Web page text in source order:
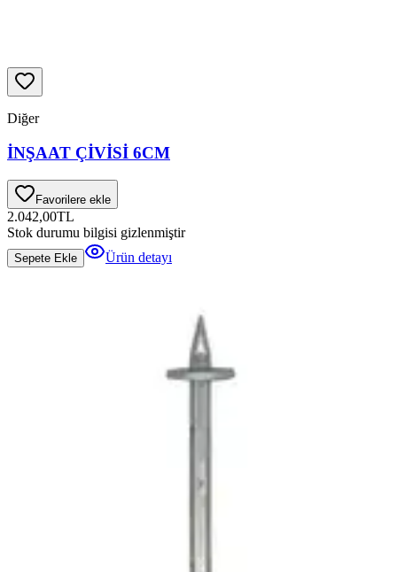
Diğer
İNŞAAT ÇİVİSİ 6CM
Favorilere ekle
2.042,00TL
Stok durumu bilgisi gizlenmiştir
Sepete Ekle Ürün detayı